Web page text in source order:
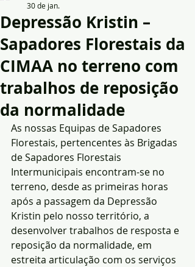
Depressão Kristin –
Sapadores Florestais da
CIMAA no terreno com
trabalhos de reposição
da normalidade
30 de jan.
As nossas Equipas de Sapadores
Florestais, pertencentes às Brigadas
de Sapadores Florestais
Intermunicipais encontram-se no
terreno, desde as primeiras horas
após a passagem da Depressão
Kristin pelo nosso território, a
desenvolver trabalhos de resposta e
reposição da normalidade, em
estreita articulação com os serviços